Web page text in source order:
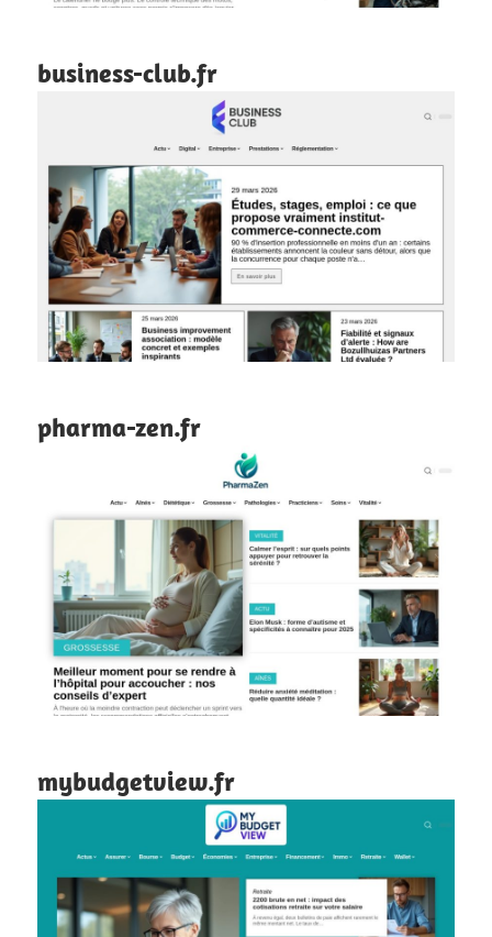
business-club.fr
pharma-zen.fr
mybudgetview.fr